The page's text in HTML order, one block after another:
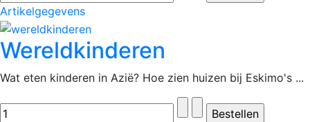
Artikelgegevens
Wereldkinderen
Wat eten kinderen in Azië? Hoe zien huizen bij Eskimo's ...